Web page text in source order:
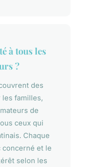
à tous les
?
des
familles,
de
ceux qui
Chaque
et le
selon les